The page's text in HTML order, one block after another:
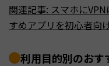
関連記事: スマホに
すめアプリを初心者向
利用目的別のおす